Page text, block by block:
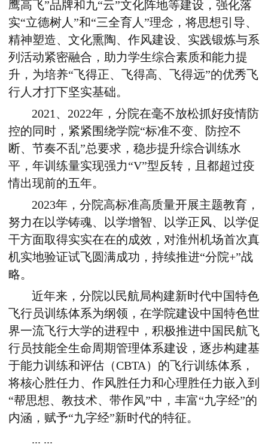
鹰高飞”品牌和九“云”文化阵地等建设，强化落
实“立德树人”和“三全育人”理念，将思想引导、
精神塑造、文化熏陶、作风建设、实践锻炼与系
列活动紧密融合，助力学生综合素质和能力提
升，为培养“飞得正、飞得高、飞得远”的优秀飞
行人才打下坚实基础。
2021、2022年，分院在毫不放松抓好疫情防
控的同时，紧紧围绕学院“标准不变、防控不
断、节奏不乱”总要求，稳步提升综合训练水
平，年训练量实现强力“V”型反转，且都超过疫
情出现前的五年。
2023年，分院高标准高质量开展主题教育，
努力在以学铸魂、以学增智、以学正风、以学促
干方面取得实实在在的成效，对淮州机场首次真
机实地验证试飞圆满成功，持续推进“分院+”战
略。
近年来，分院以民航局构建新时代中国特色
飞行员训练体系为纲领，在学院建设中国特色世
界一流飞行大学的进程中，积极推进中国民航飞
行员技能全生命周期管理体系建设，逐步构建基
于能力训练和评估（CBTA）的飞行训练体系，
将核心胜任力、作风胜任力和心理胜任力嵌入到
“帮思想、教技术、带作风”中，丰富“九字经”的
内涵，赋予“九字经”新时代的特征。
... ...